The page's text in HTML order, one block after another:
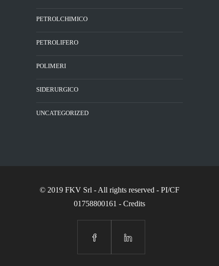
PETROLCHIMICO
PETROLIFERO
POLIMERI
SIDERURGICO
UNCATEGORIZED
© 2019 FKV Srl - All rights reserved - PI/CF
01758800161 - Credits